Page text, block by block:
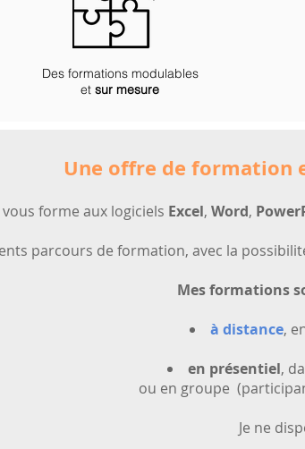
Des formations modulables
et sur mesure
Une offre de formation
vous forme aux logiciels Excel, Word,
parcours de formation, avec la
Mes formations
à distance,
en présentiel,
ou en groupe
Je ne